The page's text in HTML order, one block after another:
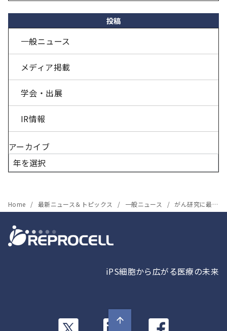
投稿
一般ニュース
メディア掲載
学会・出展
IR情報
アーカイブ
Home 最新ニュース＆トピックス 一般ニュース がん研究に最適な『Maestro Z』サイト開設のお知らせ
iPS細胞から広がる医療の未来
カ